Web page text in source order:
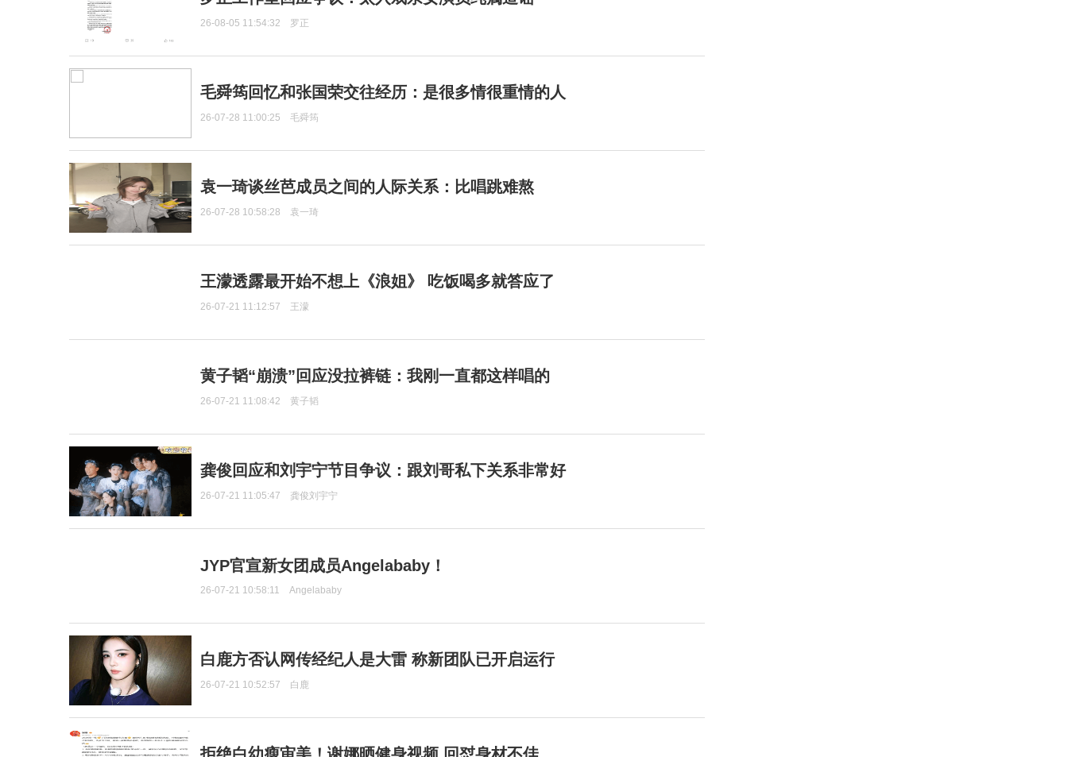
26-08-05 11:54:32 罗正
毛舜筠回忆和张国荣交往经历：是很多情很重情的人
26-07-28 11:00:25 毛舜筠
袁一琦谈丝芭成员之间的人际关系：比唱跳难熬
26-07-28 10:58:28 袁一琦
王濛透露最开始不想上《浪姐》 吃饭喝多就答应了
26-07-21 11:12:57 王濛
黄子韬“崩溃”回应没拉裤链：我刚一直都这样唱的
26-07-21 11:08:42 黄子韬
龚俊回应和刘宇宁节目争议：跟刘哥私下关系非常好
26-07-21 11:05:47 龚俊刘宇宁
JYP官宣新女团成员Angelababy！
26-07-21 10:58:11 Angelababy
白鹿方否认网传经纪人是大雷 称新团队已开启运行
26-07-21 10:52:57 白鹿